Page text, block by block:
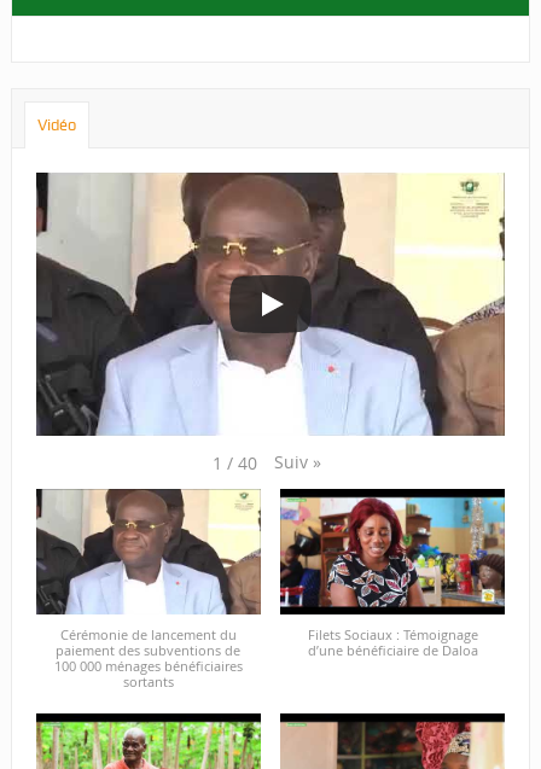
Vidéo
1 / 40 Suiv »
Cérémonie de lancement du
paiement des subventions de
100 000 ménages bénéficiaires
sortants
Filets Sociaux : Témoignage
d’une bénéficiaire de Daloa